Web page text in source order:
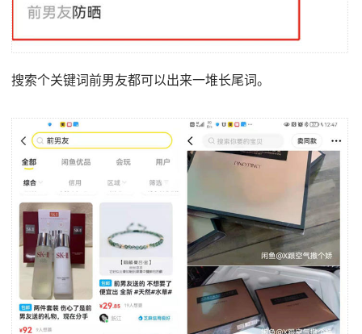
搜索个关键词前男友都可以出来一堆长尾词。